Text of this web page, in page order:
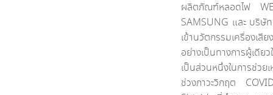
ผลิตภัณฑ์หลอดไฟ
SAMSUNG และ บริษั
เข้านวัตกรรมเครื่องเ
อย่างเป็นทางการผู้เดี
เป็นส่วนหนึ่งในการช่ว
ช่วงภาวะวิกฤต